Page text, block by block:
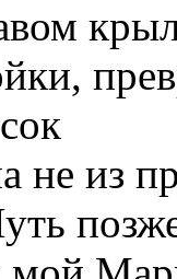
не из